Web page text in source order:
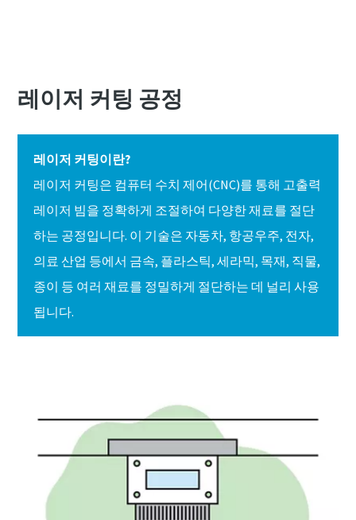
레이저 커팅 공정
레이저 커팅이란?
레이저 커팅은 컴퓨터 수치 제어(CNC)를 통해 고출력
레이저 빔을 정확하게 조절하여 다양한 재료를 절단
하는 공정입니다. 이 기술은 자동차, 항공우주, 전자,
의료 산업 등에서 금속, 플라스틱, 세라믹, 목재, 직물,
종이 등 여러 재료를 정밀하게 절단하는 데 널리 사용
됩니다.